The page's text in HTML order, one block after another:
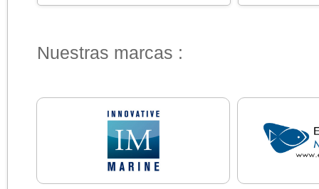
Nuestras marcas :